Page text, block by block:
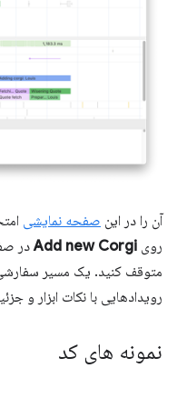
آن را در این صفحه نمایشی
روی Add new Corgiدر
متوقف کنید. یک مسیر
رویدادهایی با نکات ابزار و
نمونه های کد